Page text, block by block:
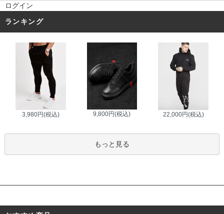
ログイン
ランキング
3,980円(税込) 9,800円(税込) 22,000円(税込)
もっと見る